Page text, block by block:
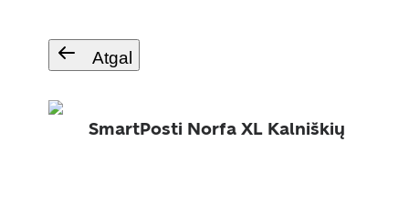
Atgal
SmartPosti Norfa XL Kalniškių